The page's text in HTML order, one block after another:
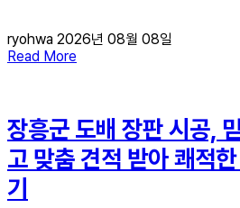
ryohwa 2026년 08월 08일
Read More
장흥군 도배 장판 시공,
고 맞춤 견적 받아 쾌적
기